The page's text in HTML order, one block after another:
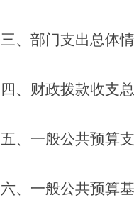
三、部门支出总体
四、财政拨款收支
五、一般公共预算
六、一般公共预算